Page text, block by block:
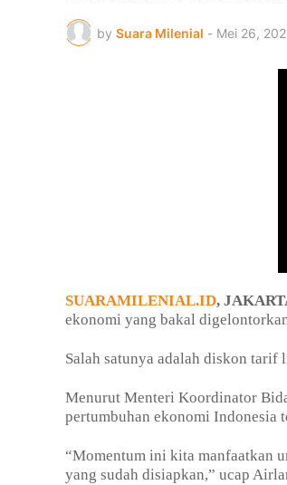
by Suara Milenial - Mei 26,
SUARAMILENIAL.ID,
ekonomi yang bakal
Salah satunya adalah diskon tarif
Menurut Menteri Koordinator
pertumbuhan ekonomi Indonesia
“Momentum ini kita manfaatkan
yang sudah disiapkan,” ucap